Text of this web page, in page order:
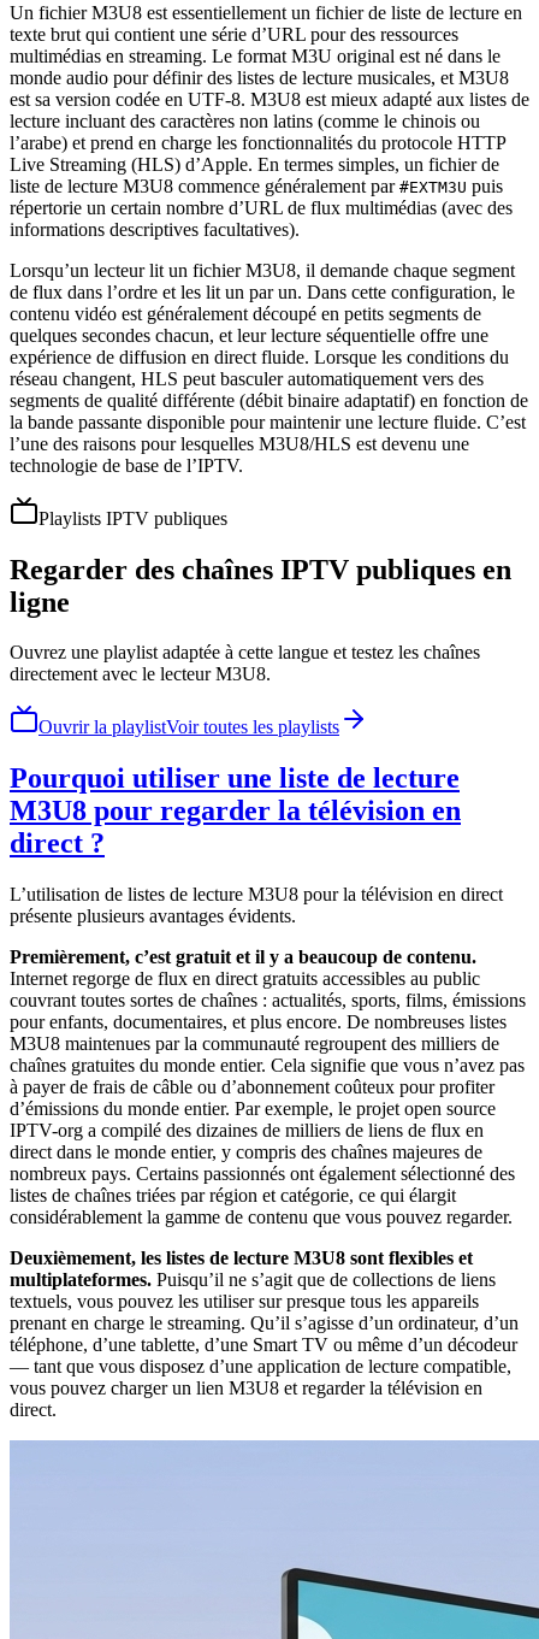
Un fichier M3U8 est essentiellement un fichier de liste de lecture en
texte brut qui contient une série d’URL pour des ressources
multimédias en streaming. Le format M3U original est né dans le
monde audio pour définir des listes de lecture musicales, et M3U8
est sa version codée en UTF-8. M3U8 est mieux adapté aux listes de
lecture incluant des caractères non latins (comme le chinois ou
l’arabe) et prend en charge les fonctionnalités du protocole HTTP
Live Streaming (HLS) d’Apple. En termes simples, un fichier de
liste de lecture M3U8 commence généralement par #EXTM3U puis
répertorie un certain nombre d’URL de flux multimédias (avec des
informations descriptives facultatives).
Lorsqu’un lecteur lit un fichier M3U8, il demande chaque segment
de flux dans l’ordre et les lit un par un. Dans cette configuration, le
contenu vidéo est généralement découpé en petits segments de
quelques secondes chacun, et leur lecture séquentielle offre une
expérience de diffusion en direct fluide. Lorsque les conditions du
réseau changent, HLS peut basculer automatiquement vers des
segments de qualité différente (débit binaire adaptatif) en fonction de
la bande passante disponible pour maintenir une lecture fluide. C’est
l’une des raisons pour lesquelles M3U8/HLS est devenu une
technologie de base de l’IPTV.
Playlists IPTV publiques
Regarder des chaînes IPTV publiques en
ligne
Ouvrez une playlist adaptée à cette langue et testez les chaînes
directement avec le lecteur M3U8.
Ouvrir la playlistVoir toutes les playlists
Pourquoi utiliser une liste de lecture
M3U8 pour regarder la télévision en
direct ?
L’utilisation de listes de lecture M3U8 pour la télévision en direct
présente plusieurs avantages évidents.
Premièrement, c’est gratuit et il y a beaucoup de contenu.
Internet regorge de flux en direct gratuits accessibles au public
couvrant toutes sortes de chaînes : actualités, sports, films, émissions
pour enfants, documentaires, et plus encore. De nombreuses listes
M3U8 maintenues par la communauté regroupent des milliers de
chaînes gratuites du monde entier. Cela signifie que vous n’avez pas
à payer de frais de câble ou d’abonnement coûteux pour profiter
d’émissions du monde entier. Par exemple, le projet open source
IPTV-org a compilé des dizaines de milliers de liens de flux en
direct dans le monde entier, y compris des chaînes majeures de
nombreux pays. Certains passionnés ont également sélectionné des
listes de chaînes triées par région et catégorie, ce qui élargit
considérablement la gamme de contenu que vous pouvez regarder.
Deuxièmement, les listes de lecture M3U8 sont flexibles et
multiplateformes. Puisqu’il ne s’agit que de collections de liens
textuels, vous pouvez les utiliser sur presque tous les appareils
prenant en charge le streaming. Qu’il s’agisse d’un ordinateur, d’un
téléphone, d’une tablette, d’une Smart TV ou même d’un décodeur
— tant que vous disposez d’une application de lecture compatible,
vous pouvez charger un lien M3U8 et regarder la télévision en
direct.